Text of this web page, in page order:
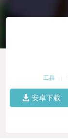
工具
安卓下载